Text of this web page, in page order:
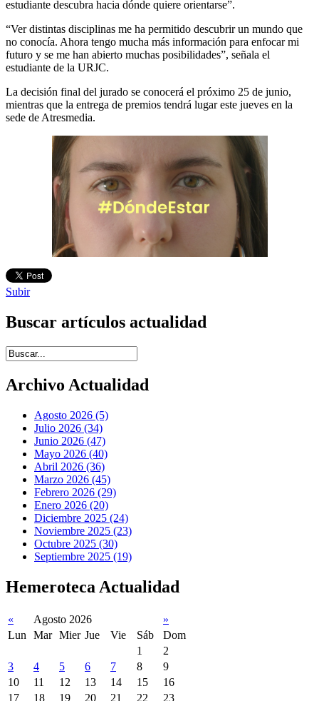
estudiante descubra hacia dónde quiere orientarse”.
“Ver distintas disciplinas me ha permitido descubrir un mundo que
no conocía. Ahora tengo mucha más información para enfocar mi
futuro y se me han abierto muchas posibilidades”, señala el
estudiante de la URJC.
La decisión final del jurado se conocerá el próximo 25 de junio,
mientras que la entrega de premios tendrá lugar este jueves en la
sede de Atresmedia.
Subir
Buscar artículos actualidad
Introduce términos de búsqueda
Archivo Actualidad
Agosto 2026 (5)
Julio 2026 (34)
Junio 2026 (47)
Mayo 2026 (40)
Abril 2026 (36)
Marzo 2026 (45)
Febrero 2026 (29)
Enero 2026 (20)
Diciembre 2025 (24)
Noviembre 2025 (23)
Octubre 2025 (30)
Septiembre 2025 (19)
Hemeroteca Actualidad
« Agosto 2026
»
Lun
Mar Mier Jue Vie Sáb
Dom
1
2
3
4 5 6 7 8
9
10
11 12 13 14 15
16
17
18 19 20 21 22 23